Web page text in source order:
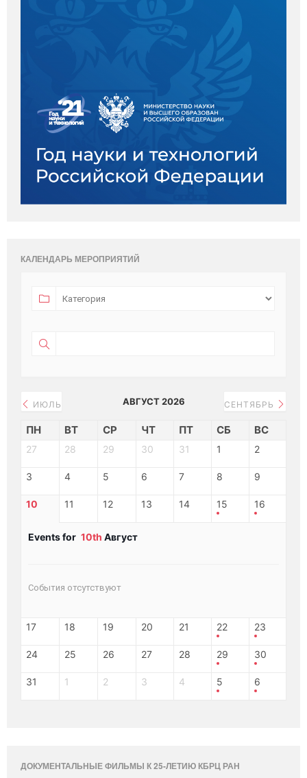
КАЛЕНДАРЬ МЕРОПРИЯТИЙ
ИЮЛЬ АВГУСТ 2026 СЕНТЯБРЬ
ПН ВТ СР ЧТ ПТ СБ ВС
27 28 29 30 31 1 2
3 4 5 6 7 8 9
10 11 12 13 14 15 16
Events for 10th Август
События отсутствуют
17 18 19 20 21 22 23
24 25 26 27 28 29 30
31 1 2 3 4 5 6
ДОКУМЕНТАЛЬНЫЕ ФИЛЬМЫ К 25-ЛЕТИЮ КБРЦ РАН